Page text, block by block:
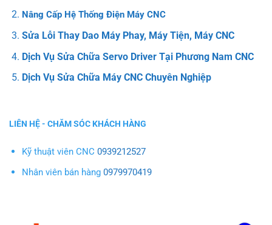
Nâng Cấp Hệ Thống Điện Máy CNC
Sửa Lỗi Thay Dao Máy Phay, Máy Tiện, Máy CNC
Dịch Vụ Sửa Chữa Servo Driver Tại Phương Nam CNC
Dịch Vụ Sửa Chữa Máy CNC Chuyên Nghiệp
LIÊN HỆ - CHĂM SÓC KHÁCH HÀNG
Kỹ thuật viên CNC 0939212527
Nhân viên bán hàng 0979970419